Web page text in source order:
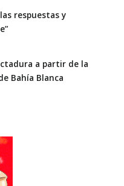
respuestas y
a partir de la
Bahía Blanca